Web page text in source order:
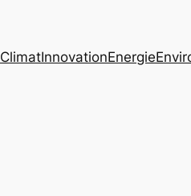
ClimatInnovationEnergie